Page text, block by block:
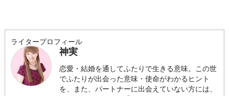
ライタープロフィール
神実
恋愛・結婚を通してふたりで生きる意味。この世
でふたりが出会った意味・使命がわかるヒント
を、また、パートナーに出会えていない方には、